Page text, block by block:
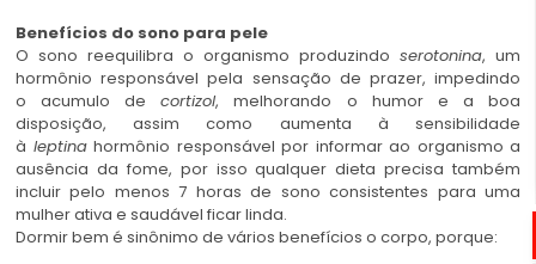
Benefícios do sono para pele
O sono reequilibra o organismo produzindo serotonina, um
hormônio responsável pela sensação de prazer, impedindo
o acumulo decortizol, melhorando o humor e a boa
disposição, assim como aumenta à sensibilidade
à leptinahormônio responsável por informar ao organismo a
ausência da fome, por isso qualquer dieta precisa também
incluir pelo menos 7 horas de sono consistentes para uma
mulher ativa e saudável ficar linda.
Dormir bem é sinônimo de vários benefícios o corpo, porque: